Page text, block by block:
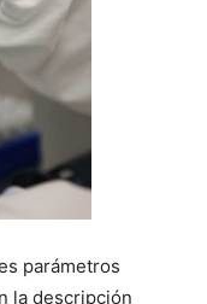
parámetros
la descripción